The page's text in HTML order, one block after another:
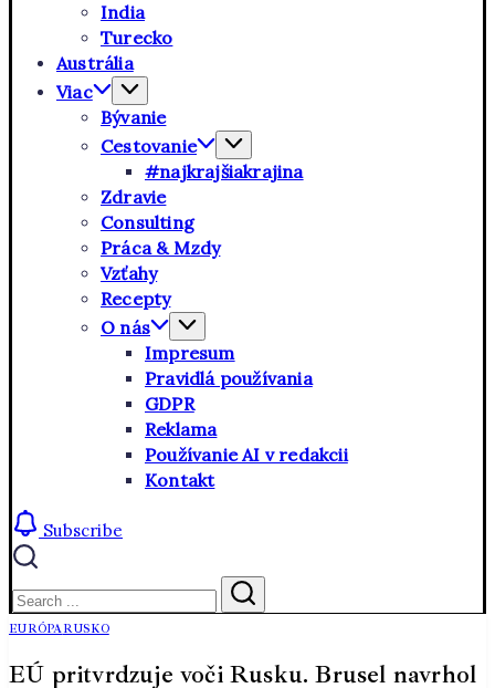
India
Turecko
Austrália
Viac
Bývanie
Cestovanie
#najkrajšiakrajina
Zdravie
Consulting
Práca & Mzdy
Vzťahy
Recepty
O nás
Impresum
Pravidlá používania
GDPR
Reklama
Používanie AI v redakcii
Kontakt
Subscribe
Close
Search
Search
EURÓPARUSKO
EÚ pritvrdzuje voči Rusku. Brusel navrhol